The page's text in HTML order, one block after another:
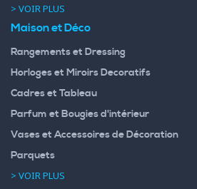
> VOIR PLUS
Maison et Déco
Rangements et Dressing
Horloges et Miroirs Decoratifs
Cadres et Tableau
Parfum et Bougies d'intérieur
Vases et Accessoires de Décoration
Parquets
> VOIR PLUS